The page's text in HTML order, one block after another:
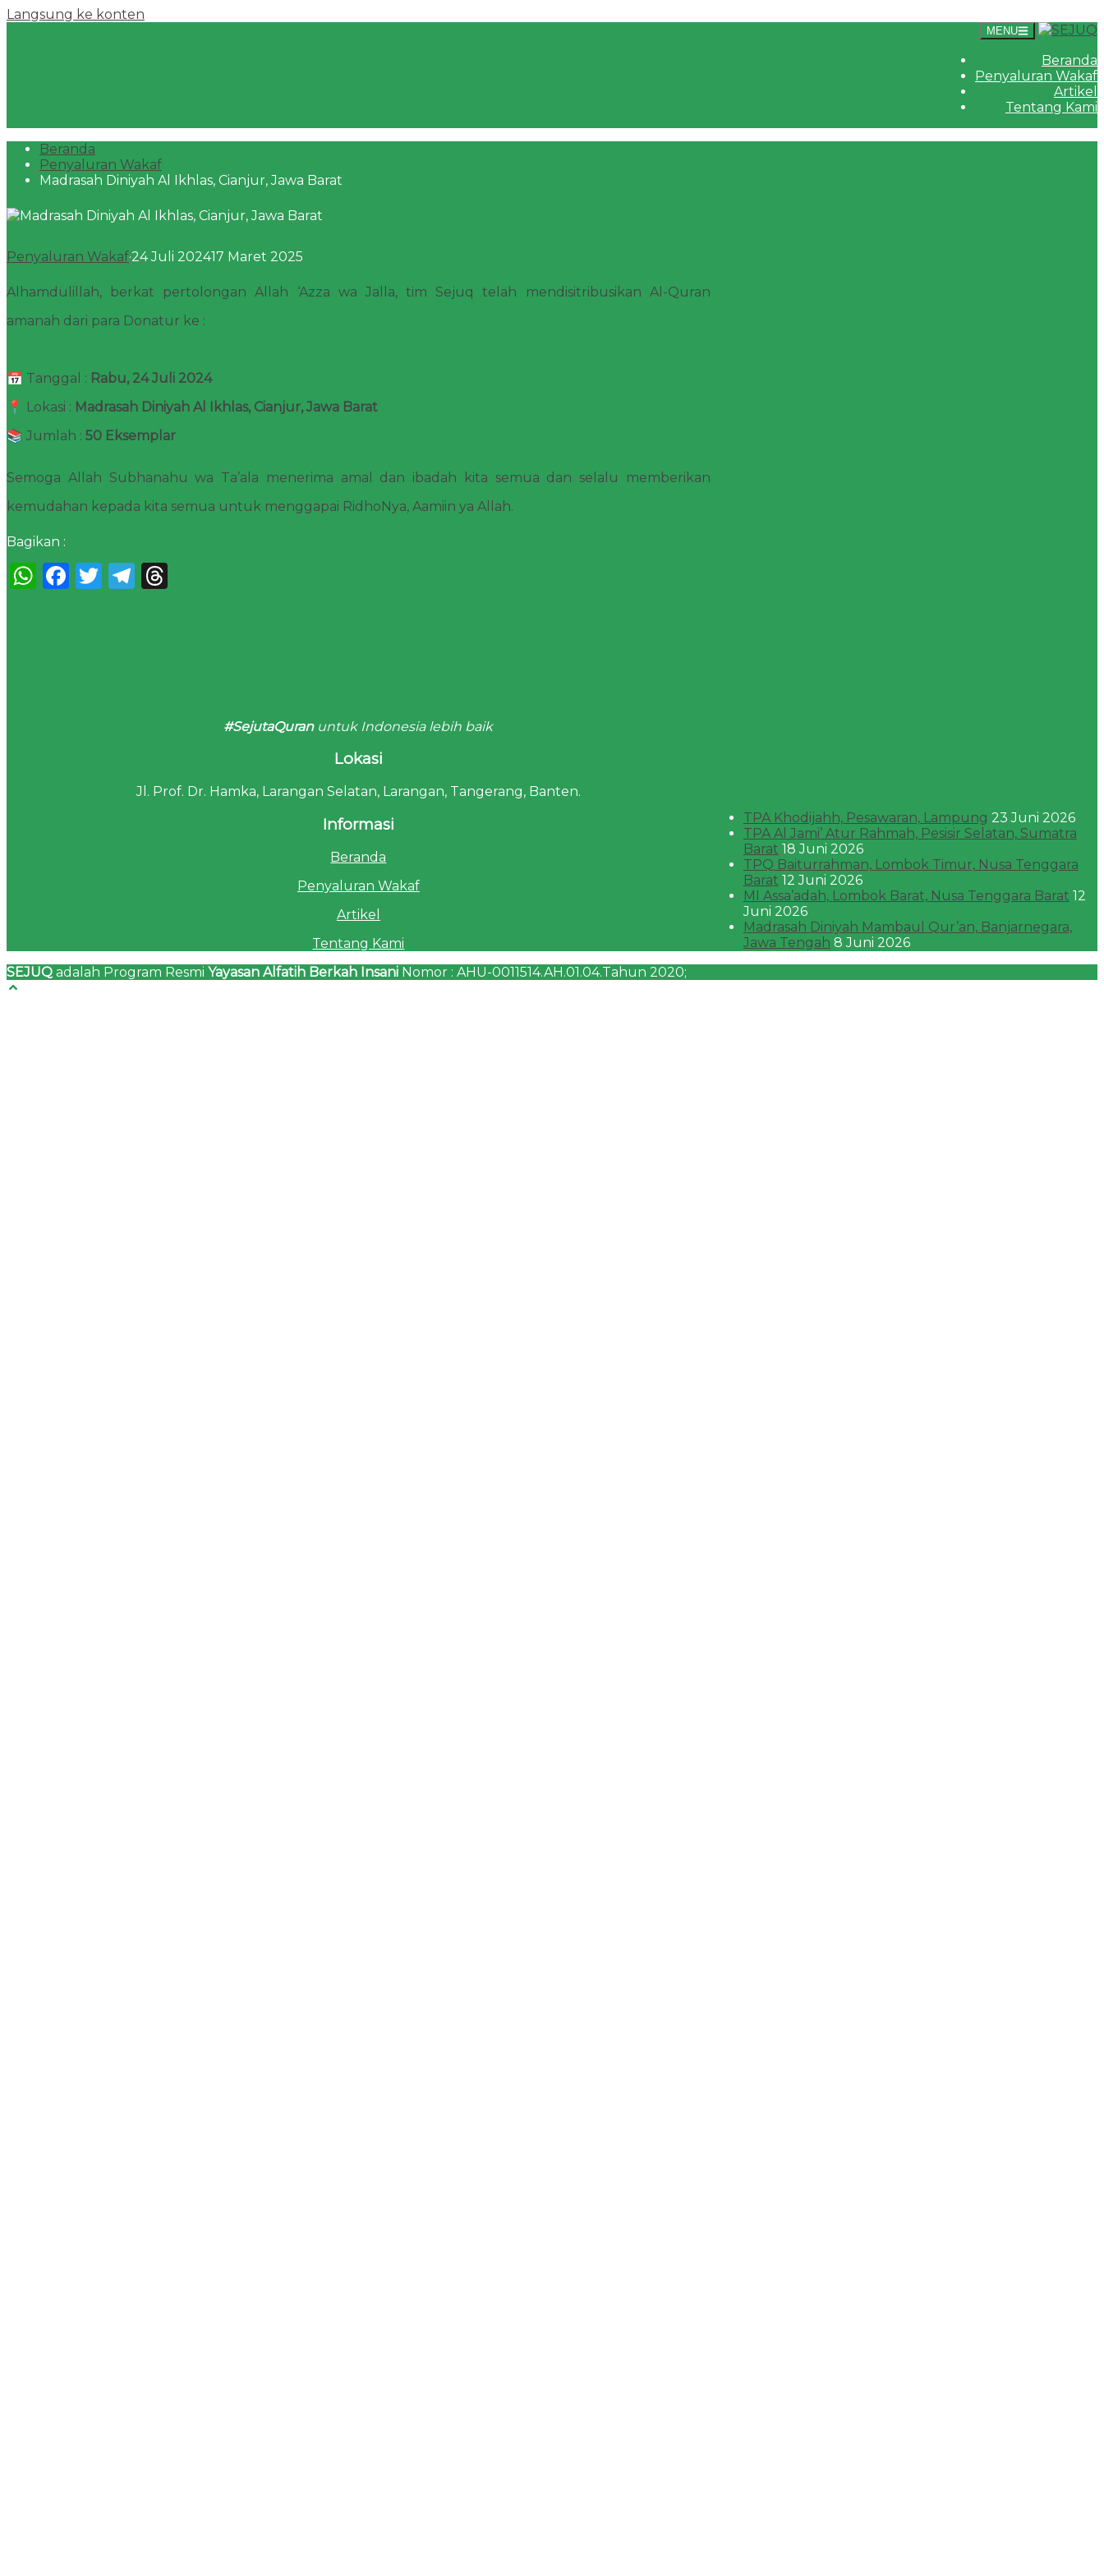
Langsung ke konten
MENU
Beranda
Penyaluran Wakaf
Artikel
Tentang Kami
Beranda
Penyaluran Wakaf
Madrasah Diniyah Al Ikhlas, Cianjur, Jawa Barat
Penyaluran Wakaf·24 Juli 202417 Maret 2025
Alhamdulillah, berkat pertolongan Allah ‘Azza wa Jalla, tim Sejuq telah mendisitribusikan Al-Quran
amanah dari para Donatur ke :
📅 Tanggal : Rabu, 24 Juli 2024
📍 Lokasi : Madrasah Diniyah Al Ikhlas, Cianjur, Jawa Barat
📚 Jumlah : 50 Eksemplar
Semoga Allah Subhanahu wa Ta’ala menerima amal dan ibadah kita semua dan selalu memberikan
kemudahan kepada kita semua untuk menggapai RidhoNya, Aamiin ya Allah.
Bagikan :
WhatsApp
Facebook
Twitter
Telegram
TPA Khodijahh, Pesawaran, Lampung 23 Juni 2026
TPA Al Jami’ Atur Rahmah, Pesisir Selatan, Sumatra
Barat 18 Juni 2026
TPQ Baiturrahman, Lombok Timur, Nusa Tenggara
Barat 12 Juni 2026
MI Assa’adah, Lombok Barat, Nusa Tenggara Barat 12
Juni 2026
Madrasah Diniyah Mambaul Qur’an, Banjarnegara,
Jawa Tengah 8 Juni 2026
#SejutaQuranuntuk Indonesia lebih baik
Lokasi
Jl. Prof. Dr. Hamka, Larangan Selatan, Larangan, Tangerang, Banten.
Informasi
Beranda
Penyaluran Wakaf
Artikel
Tentang Kami
SEJUQ adalah Program Resmi Yayasan Alfatih Berkah Insani Nomor : AHU-0011514.AH.01.04.Tahun 2020;